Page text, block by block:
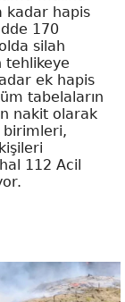
kadar hapis
170
silah
tehlikeye
ek hapis
tabelaların
nakit olarak
birimleri,
112 Acil